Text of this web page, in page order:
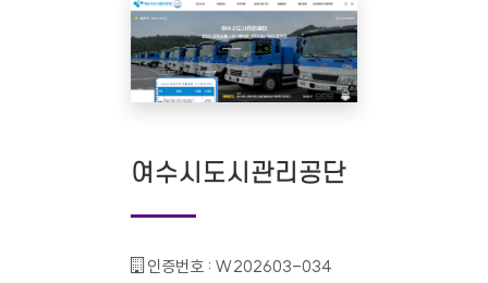
여수시도시관리공단
인증번호 : W202603-034